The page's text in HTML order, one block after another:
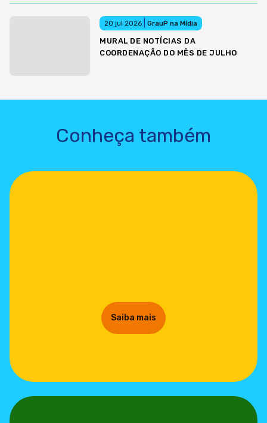
20 jul 2026 GrauP na Mídia
MURAL DE NOTÍCIAS DA
COORDENAÇÃO DO MÊS DE JULHO
Conheça também
Saiba mais